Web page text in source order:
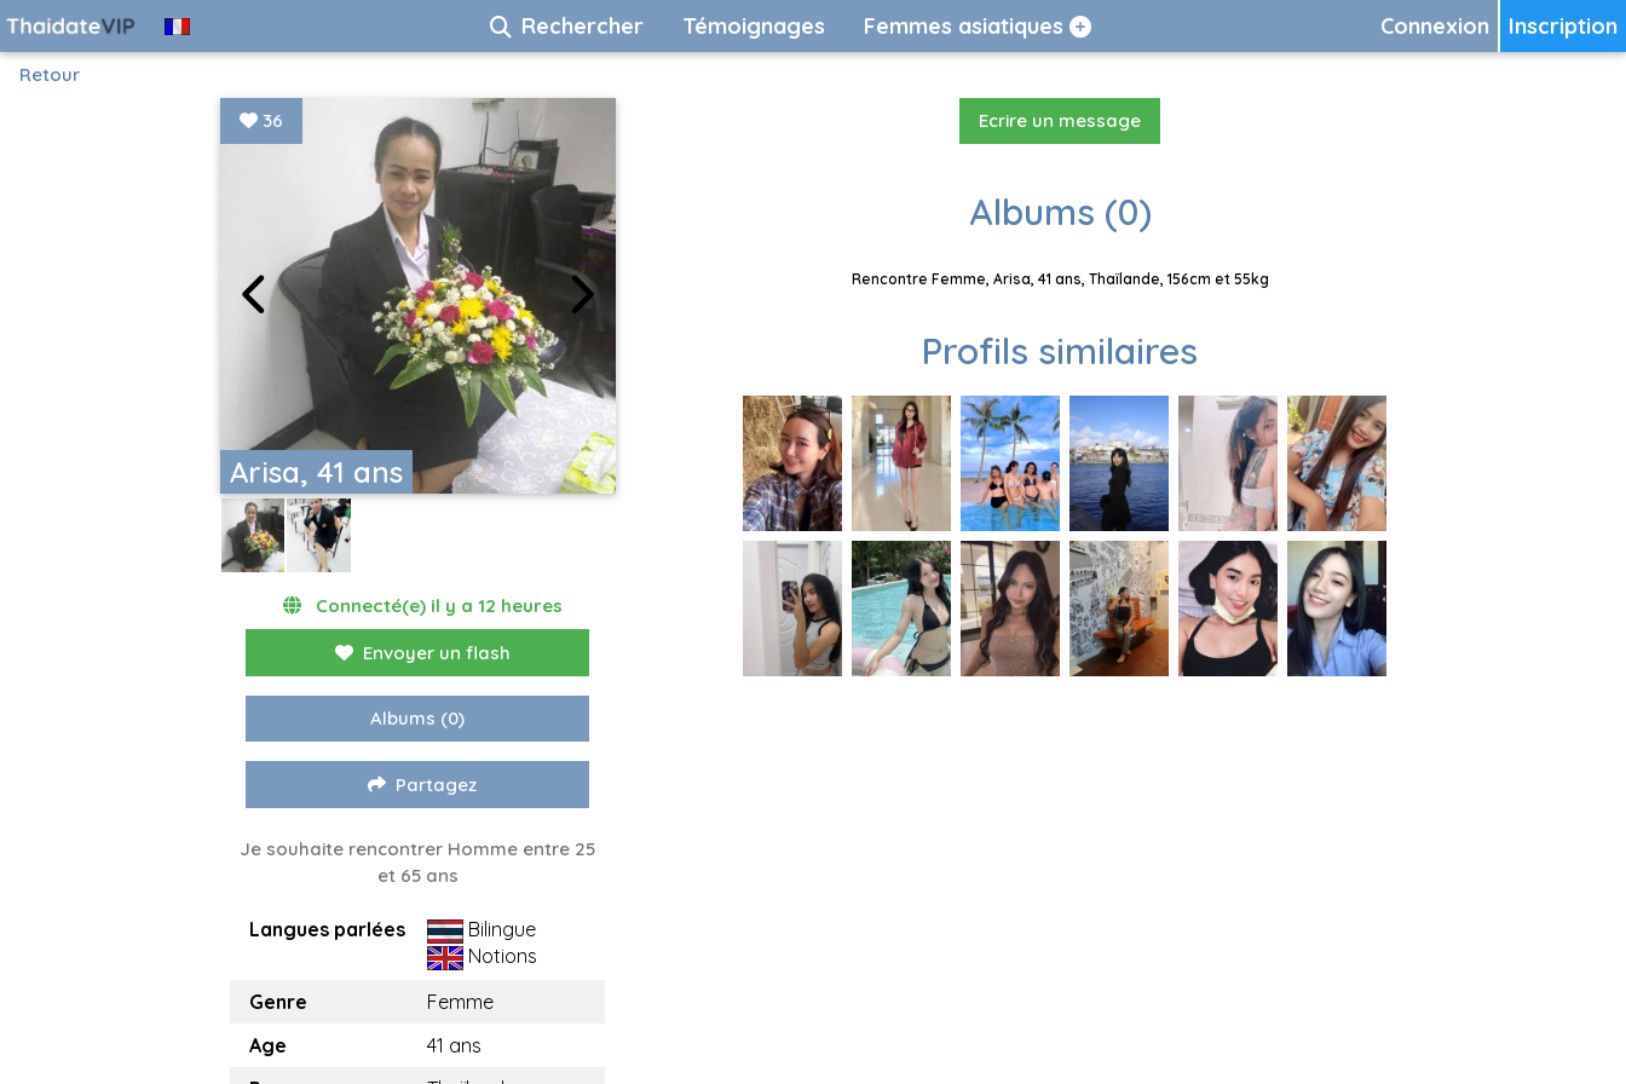
Inscription
Connexion
Rechercher Témoignages Femmes asiatiques
Retour
Arisa, 41 ans
36
Connecté(e) il y a 12 heures
Envoyer un flash
Albums (0)
Partagez
Je souhaite rencontrer Homme entre 25
et 65 ans
Langues parlées
Bilingue
Notions
Genre
Femme
Age
41 ans
Ecrire un message
Albums (0)
Rencontre Femme, Arisa, 41 ans, Thaïlande, 156cm et 55kg
Profils similaires